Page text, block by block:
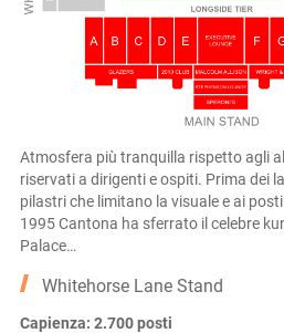
Atmosfera più tranquilla rispetto agli
riservati a dirigenti e ospiti. Prima dei
pilastri che limitano la visuale e ai posti
1995 Cantona ha sferrato il celebre
Palace…
Whitehorse Lane Stand
Capienza: 2.700 posti